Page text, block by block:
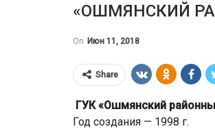
«ОШМЯНСКИЙ
On Июн 11, 2018
Share
ГУК «Ошмянский
Год создания — 1998 г.